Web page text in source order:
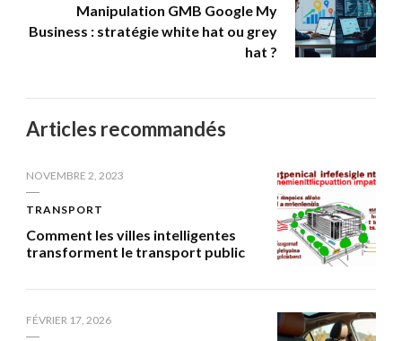
Manipulation GMB Google My
Business : stratégie white hat ou grey
hat ?
Articles recommandés
NOVEMBRE 2, 2023
TRANSPORT
Comment les villes intelligentes
transforment le transport public
FÉVRIER 17, 2026